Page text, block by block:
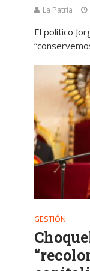
La Patria
El político
GESTIÓN